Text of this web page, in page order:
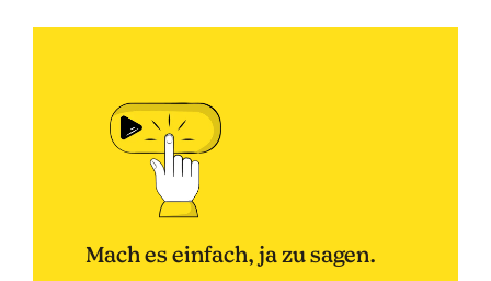
Mach es einfach, ja zu sagen.